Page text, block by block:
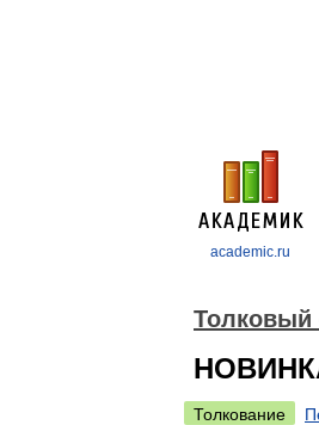
academic.ru
Толковый
Толкование